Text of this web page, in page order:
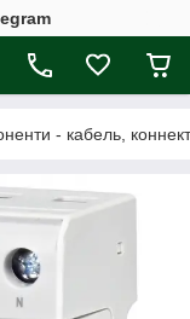
- кабель,